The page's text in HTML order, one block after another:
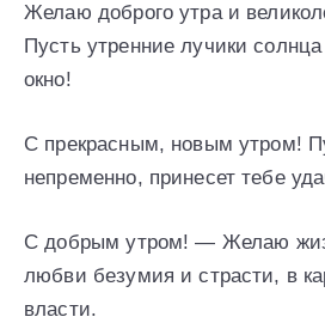
Желаю доброго утра и
Пусть утренние лучики
окно!
С прекрасным, новым утром!
непременно, принесет тебе
С добрым утром! — Желаю
любви безумия и страсти, в
власти.